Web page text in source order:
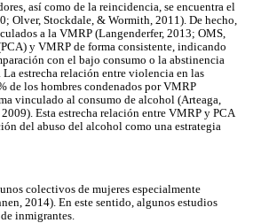
así como de la reincidencia, se encuentra el
Olver, Stockdale, & Wormith, 2011). De hecho,
a la VMRP (Langenderfer, 2013; OMS,
y VMRP de forma consistente, indicando
con el bajo consumo o la abstinencia
estrecha relación entre violencia en las
de los hombres condenados por VMRP
vinculado al consumo de alcohol (Arteaga,
Esta estrecha relación entre VMRP y PCA
del abuso del alcohol como una estrategia
colectivos de mujeres especialmente
2014). En este sentido, algunos estudios
inmigrantes.